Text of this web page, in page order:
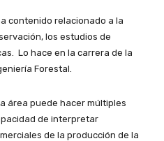
contenido relacionado a la
los estudios de
Lo hace en la carrera de la
Forestal.
área puede hacer múltiples
de interpretar
de la producción de la